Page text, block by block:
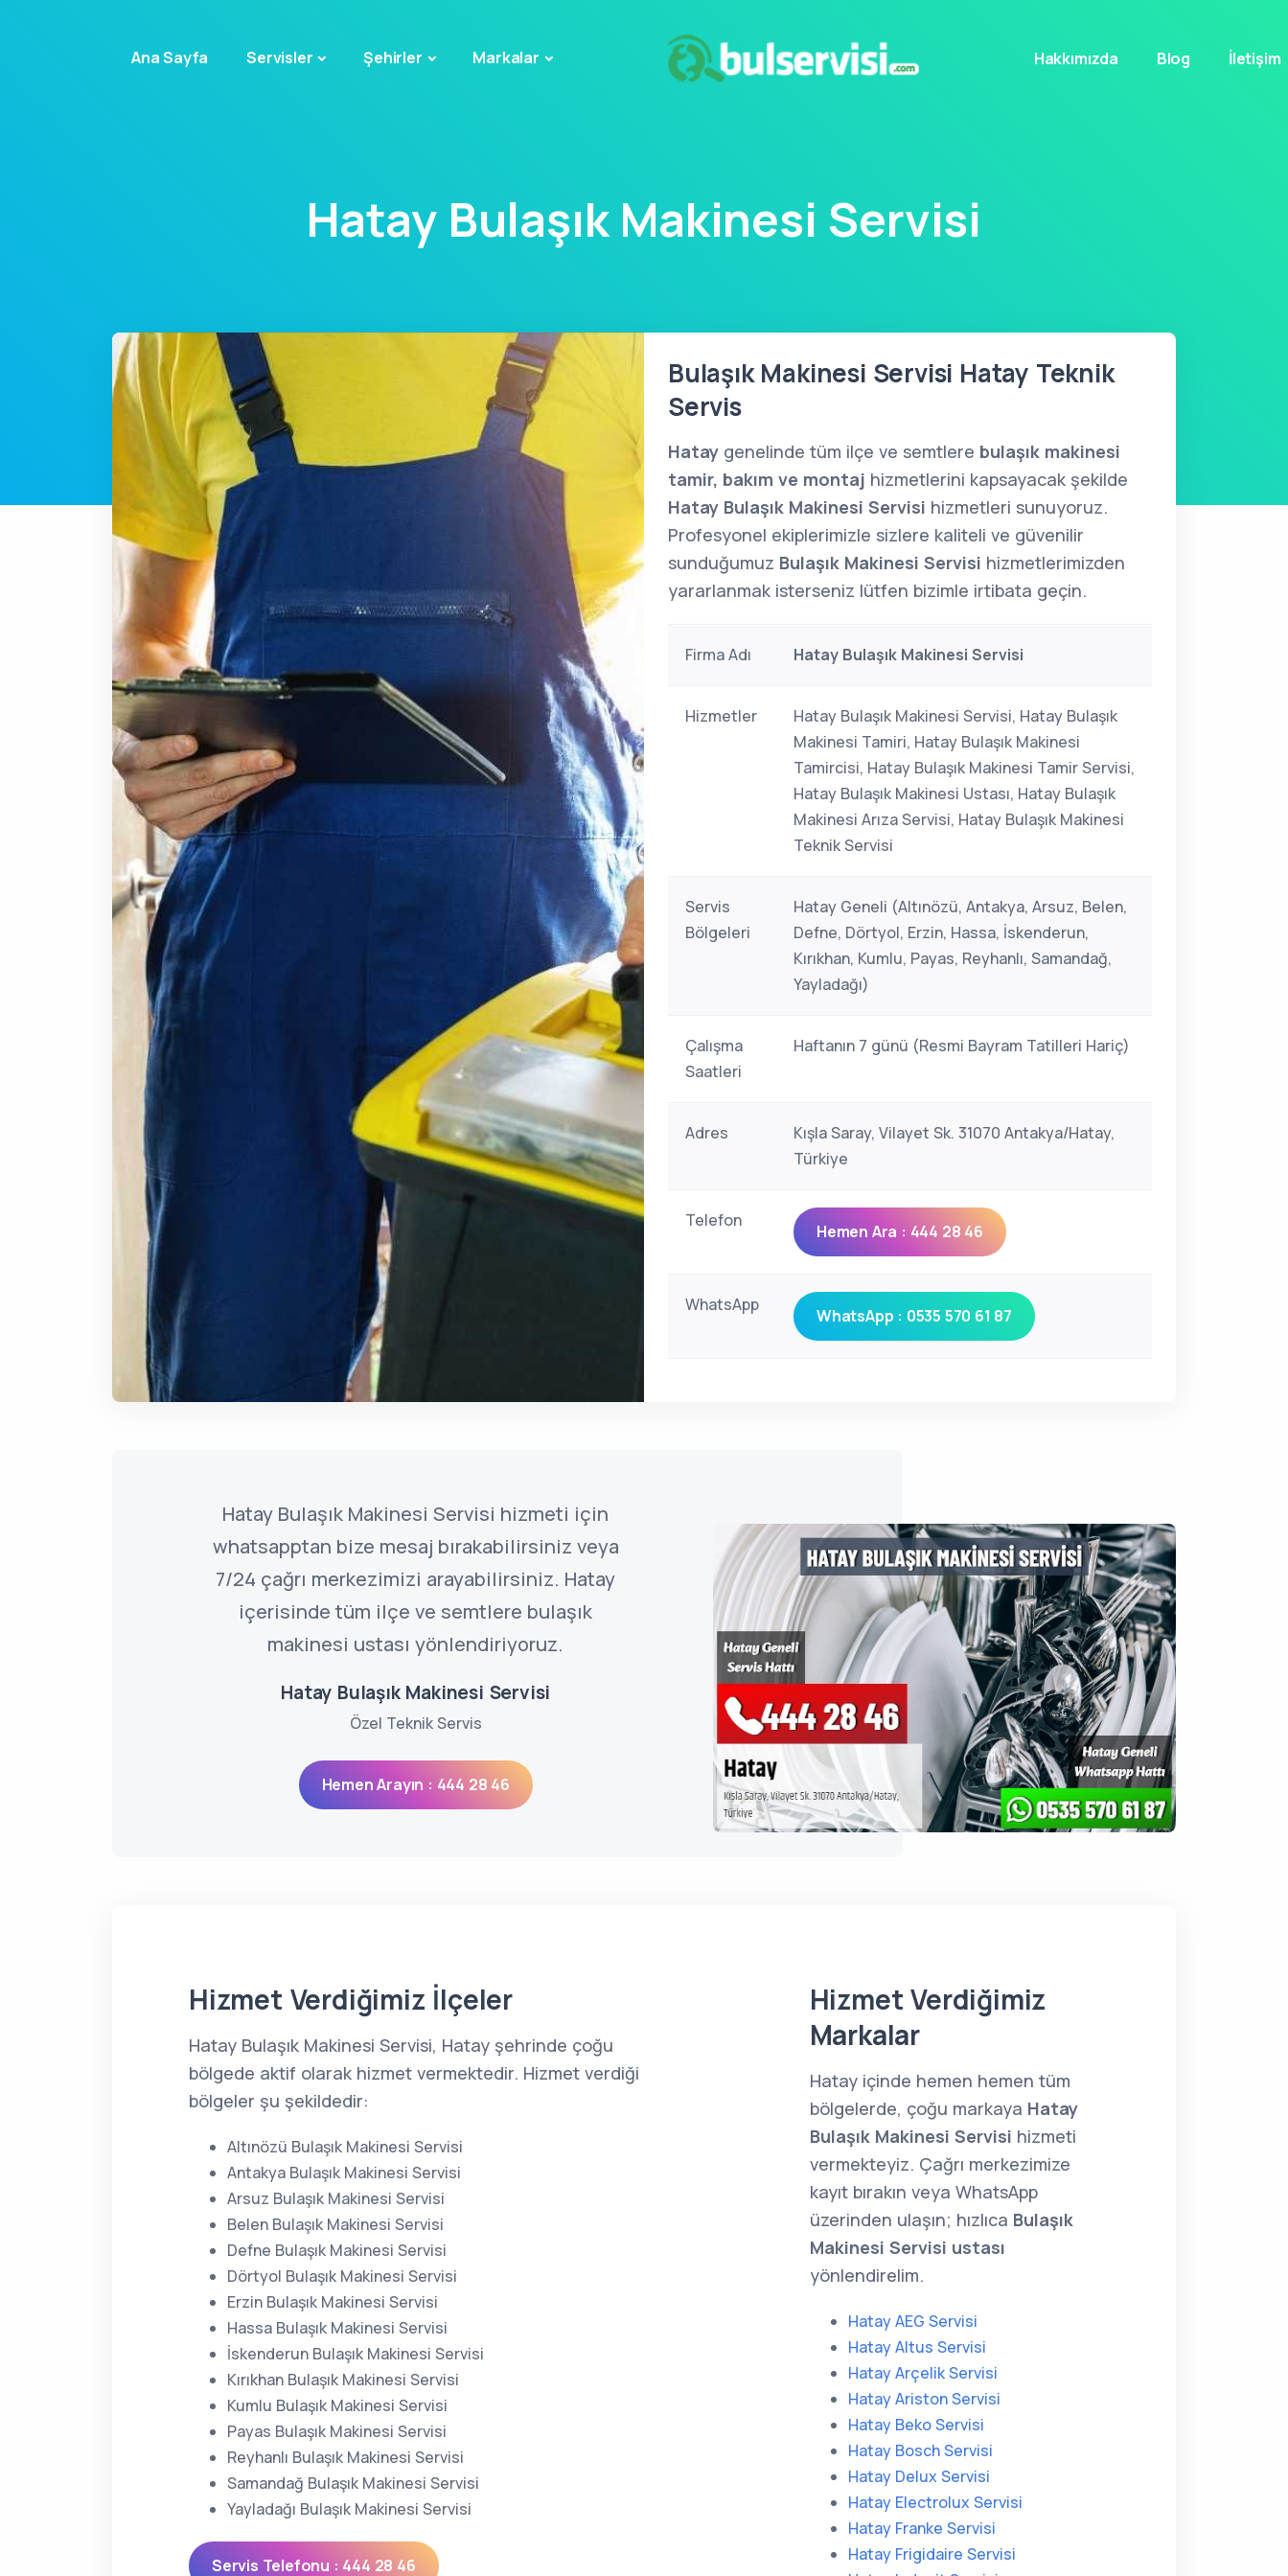
Ana Sayfa Servisler Şehirler Markalar Hakkımızda Blog İletişim
Hatay Bulaşık Makinesi Servisi
Bulaşık Makinesi Servisi Hatay Teknik
Servis
Hatay genelinde tüm ilçe ve semtlere bulaşık makinesi
tamir, bakım ve montaj hizmetlerini kapsayacak şekilde
Hatay Bulaşık Makinesi Servisi hizmetleri sunuyoruz.
Profesyonel ekiplerimizle sizlere kaliteli ve güvenilir
sunduğumuz Bulaşık Makinesi Servisi hizmetlerimizden
yararlanmak isterseniz lütfen bizimle irtibata geçin.
Firma Adı Hatay Bulaşık Makinesi Servisi
Hizmetler
Hatay Bulaşık Makinesi Servisi, Hatay Bulaşık
Makinesi Tamiri, Hatay Bulaşık Makinesi
Tamircisi, Hatay Bulaşık Makinesi Tamir Servisi,
Hatay Bulaşık Makinesi Ustası, Hatay Bulaşık
Makinesi Arıza Servisi, Hatay Bulaşık Makinesi
Teknik Servisi
Servis
Bölgeleri
Hatay Geneli (Altınözü, Antakya, Arsuz, Belen,
Defne, Dörtyol, Erzin, Hassa, İskenderun,
Kırıkhan, Kumlu, Payas, Reyhanlı, Samandağ,
Yayladağı)
Çalışma
Saatleri
Haftanın 7 günü (Resmi Bayram Tatilleri Hariç)
Adres
Kışla Saray, Vilayet Sk. 31070 Antakya/Hatay,
Türkiye
Telefon
Hemen Ara : 444 28 46
WhatsApp
WhatsApp : 0535 570 61 87
Hatay Bulaşık Makinesi Servisi hizmeti için
whatsapptan bize mesaj bırakabilirsiniz veya
7/24 çağrı merkezimizi arayabilirsiniz. Hatay
içerisinde tüm ilçe ve semtlere bulaşık
makinesi ustası yönlendiriyoruz.
Hatay Bulaşık Makinesi Servisi
Özel Teknik Servis
Hemen Arayın : 444 28 46
Hizmet Verdiğimiz İlçeler
Hatay Bulaşık Makinesi Servisi, Hatay şehrinde çoğu
bölgede aktif olarak hizmet vermektedir. Hizmet verdiği
bölgeler şu şekildedir:
Altınözü Bulaşık Makinesi Servisi
Antakya Bulaşık Makinesi Servisi
Arsuz Bulaşık Makinesi Servisi
Belen Bulaşık Makinesi Servisi
Defne Bulaşık Makinesi Servisi
Dörtyol Bulaşık Makinesi Servisi
Erzin Bulaşık Makinesi Servisi
Hassa Bulaşık Makinesi Servisi
İskenderun Bulaşık Makinesi Servisi
Kırıkhan Bulaşık Makinesi Servisi
Kumlu Bulaşık Makinesi Servisi
Payas Bulaşık Makinesi Servisi
Reyhanlı Bulaşık Makinesi Servisi
Samandağ Bulaşık Makinesi Servisi
Yayladağı Bulaşık Makinesi Servisi
Servis Telefonu : 444 28 46
Hizmet Verdiğimiz
Markalar
Hatay içinde hemen hemen tüm
bölgelerde, çoğu markaya Hatay
Bulaşık Makinesi Servisi hizmeti
vermekteyiz. Çağrı merkezimize
kayıt bırakın veya WhatsApp
üzerinden ulaşın; hızlıca Bulaşık
Makinesi Servisi ustası
yönlendirelim.
Hatay AEG Servisi
Hatay Altus Servisi
Hatay Arçelik Servisi
Hatay Ariston Servisi
Hatay Beko Servisi
Hatay Bosch Servisi
Hatay Delux Servisi
Hatay Electrolux Servisi
Hatay Franke Servisi
Hatay Frigidaire Servisi